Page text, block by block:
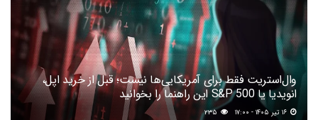
وال‌استریت فقط برای آمریکایی‌ها نیست؛ قبل از خرید اپل،
انویدیا یا S&P 500 این راهنما را بخوانید
۲۳۵